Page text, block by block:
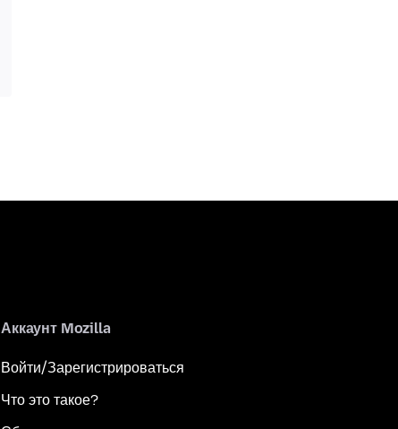
Аккаунт Mozilla
Войти/Зарегистрироваться
Что это такое?